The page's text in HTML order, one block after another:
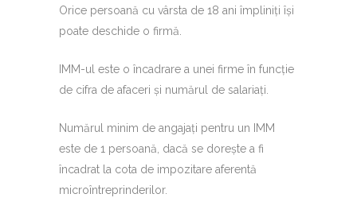
Orice persoană cu vârsta de 18 ani împliniți își
poate deschide o firmă.
IMM-ul este o încadrare a unei firme în funcție
de cifra de afaceri și numărul de salariați.
Numărul minim de angajați pentru un IMM
este de 1 persoană, dacă se dorește a fi
încadrat la cota de impozitare aferentă
microîntreprinderilor.